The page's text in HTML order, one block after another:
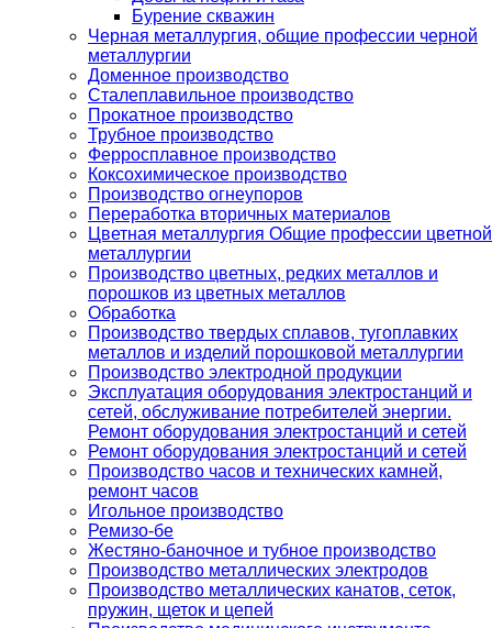
Бурение скважин
Черная металлургия, общие профессии черной
металлургии
Доменное производство
Сталеплавильное производство
Прокатное производство
Трубное производство
Ферросплавное производство
Коксохимическое производство
Производство огнеупоров
Переработка вторичных материалов
Цветная металлургия Общие профессии цветной
металлургии
Производство цветных, редких металлов и
порошков из цветных металлов
Обработка
Производство твердых сплавов, тугоплавких
металлов и изделий порошковой металлургии
Производство электродной продукции
Эксплуатация оборудования электростанций и
сетей, обслуживание потребителей энергии.
Ремонт оборудования электростанций и сетей
Ремонт оборудования электростанций и сетей
Производство часов и технических камней,
ремонт часов
Игольное производство
Ремизо-бе
Жестяно-баночное и тубное производство
Производство металлических электродов
Производство металлических канатов, сеток,
пружин, щеток и цепей